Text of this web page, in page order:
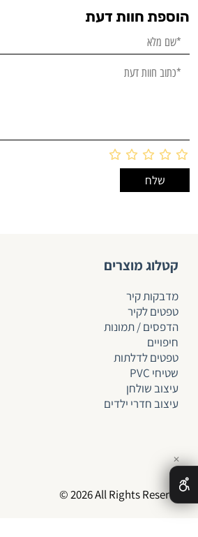
הוספת חוות דעת
קטלוג מוצרים
מדבקות קיר
טפטים לקיר
הדפסים / תמונות
חיפויים
טפטים לדלתות
שטיחי PVC
עיצוב שולחן
עיצוב חדרי ילדים
© 2026 All Rights Reserved
✕